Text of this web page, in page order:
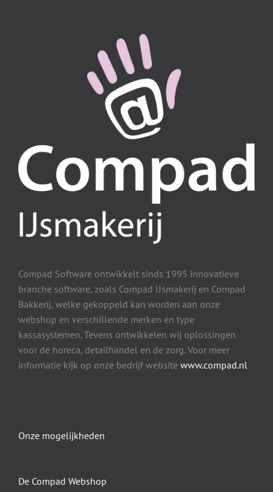
Compad Software ontwikkelt sinds 1995 innovatieve
branche software, zoals Compad IJsmakerij en Compad
Bakkerij, welke gekoppeld kan worden aan onze
webshop en verschillende merken en type
kassasystemen. Tevens ontwikkelen wij oplossingen
voor de horeca, detailhandel en de zorg. Voor meer
informatie kijk op onze bedrijf website www.compad.nl
Onze mogelijkheden
De Compad Webshop